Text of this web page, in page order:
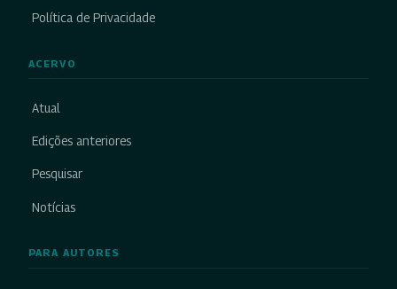
Política de Privacidade
ACERVO
Atual
Edições anteriores
Pesquisar
Notícias
PARA AUTORES